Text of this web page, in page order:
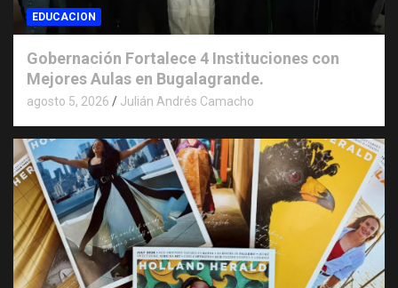
EDUCACION
Gobernación Fortalece 4 Instituciones con
Mejores Aulas en Bugalagrande.
agosto 5, 2026 Julián Andrés Camacho